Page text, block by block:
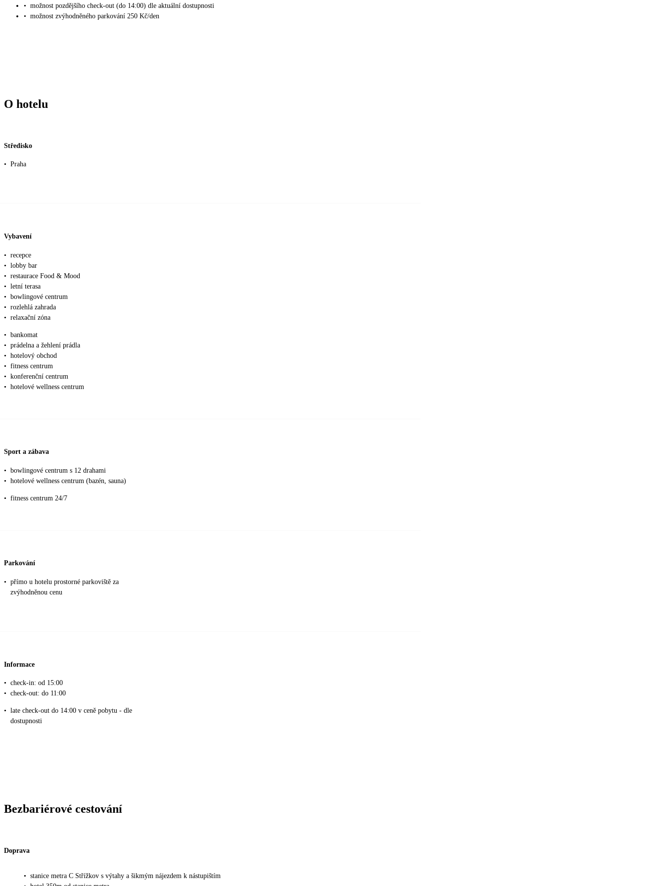
• možnost pozdějšího check-out (do 14:00) dle aktuální dostupnosti
• možnost zvýhodněného parkování 250 Kč/den
O hotelu
Středisko
• Praha
Vybavení
• recepce
• lobby bar
• restaurace Food & Mood
• letní terasa
• bowlingové centrum
• rozlehlá zahrada
• relaxační zóna
• bankomat
• prádelna a žehlení prádla
• hotelový obchod
• fitness centrum
• konferenční centrum
• hotelové wellness centrum
Sport a zábava
• bowlingové centrum s 12 drahami
• hotelové wellness centrum (bazén, sauna)
• fitness centrum 24/7
Parkování
• přímo u hotelu prostorné parkoviště za
zvýhodněnou cenu
Informace
• check-in: od 15:00
• check-out: do 11:00
• late check-out do 14:00 v ceně pobytu - dle
dostupnosti
Bezbariérové cestování
Doprava
• stanice metra C Střížkov s výtahy a šikmým nájezdem k nástupištím